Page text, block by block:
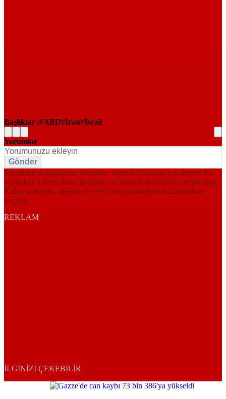
Başlıklar : ABD İran İsrail
Yorumlar
Gönder
Sitemizde paylaştığınız yorumlar, diğer kullanıcılar için değerli bir
kaynaktır. Lütfen farklı görüşlere ve diğer kullanıcılara saygılı olun.
Kaba, saldırgan, aşağılayıcı veya ayrımcı ifadeler kullanmaktan
kaçının.
REKLAM
İLGINIZI ÇEKEBILIR